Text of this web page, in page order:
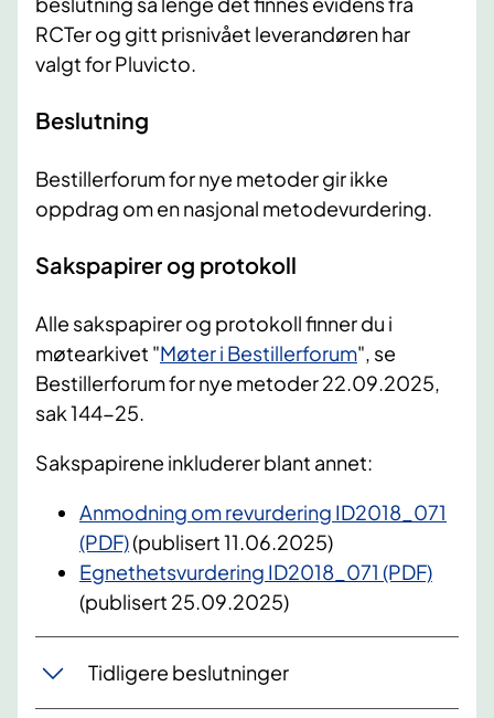
RCTer og gitt prisnivået leverandøren har
valgt for Pluvicto.
Beslutning
Bestillerforum for nye metoder gir ikke
oppdrag om en nasjonal metodevurdering.
Sakspapirer og protokoll
Alle sakspapirer og protokoll finner du i
møtearkivet "Møter i Bestillerforum", se
Bestillerforum for nye metoder 22.09.2025,
sak 144-25.
Sakspapirene inkluderer blant annet:
Anmodning om revurdering ID2018_071
(PDF)(publisert 11.06.2025)
Egnethetsvurdering ID2018_071 (PDF)
(publisert 25.09.2025)
Tidligere beslutninger